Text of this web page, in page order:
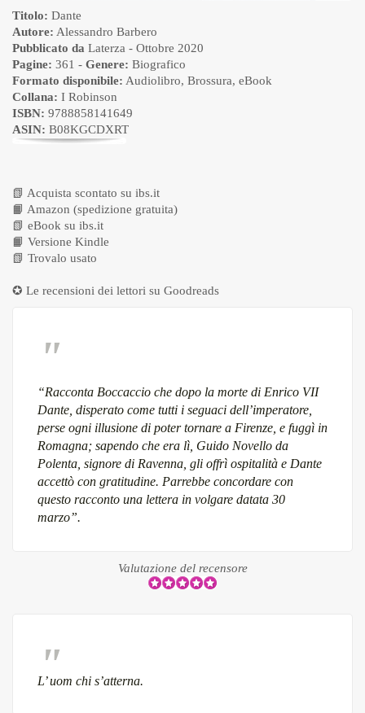
Titolo: Dante
Autore: Alessandro Barbero
Pubblicato da Laterza - Ottobre 2020
Pagine: 361 - Genere: Biografico
Formato disponibile: Audiolibro, Brossura, eBook
Collana: I Robinson
ISBN: 9788858141649
ASIN: B08KGCDXRT
📗 Acquista scontato su ibs.it
📙 Amazon (spedizione gratuita)
📗 eBook su ibs.it
📙 Versione Kindle
📗 Trovalo usato
✪ Le recensioni dei lettori su Goodreads
“Racconta Boccaccio che dopo la morte di Enrico VII
Dante, disperato come tutti i seguaci dell’imperatore,
perse ogni illusione di poter tornare a Firenze, e fuggì in
Romagna; sapendo che era lì, Guido Novello da
Polenta, signore di Ravenna, gli offrì ospitalità e Dante
accettò con gratitudine. Parrebbe concordare con
questo racconto una lettera in volgare datata 30
marzo”.
Valutazione del recensore
L’ uom chi s’atterna.